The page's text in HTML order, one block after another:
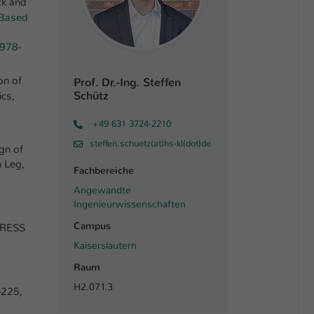
of
of
Leg,
Prof. Dr.-Ing. Steffen
Schütz
+49 631 3724-2210
steffen.schuetz(at)hs-kl(dot)de
Fachbereiche
Angewandte
Ingenieurwissenschaften
Campus
Kaiserslautern
Raum
H2.071.3